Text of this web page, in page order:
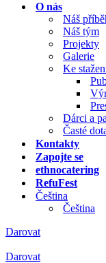
O nás
Náš
Náš tým
Projekty
Galerie
Ke
Dárci a
Časté
Kontakty
Zapojte se
ethnocatering
RefuFest
Čeština
Čeština
Darovat
Darovat